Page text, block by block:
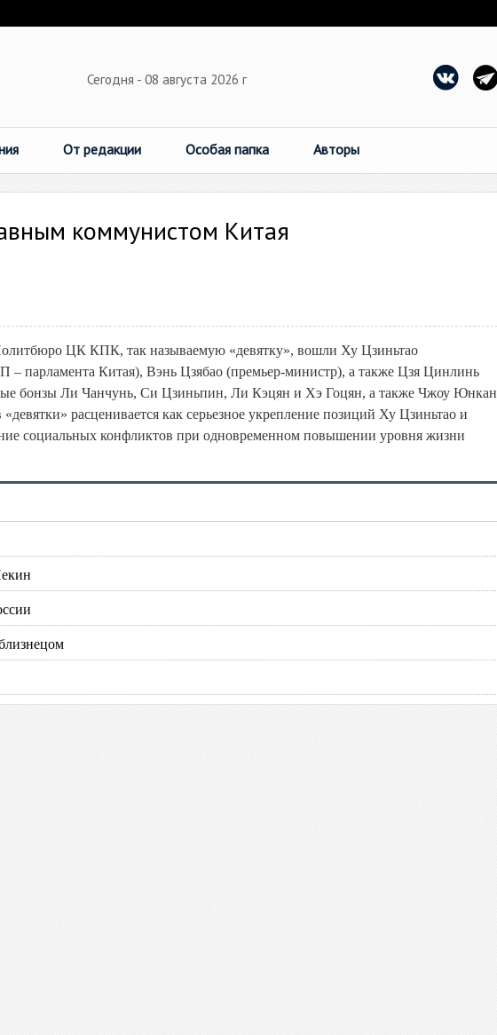
Сегодня - 08 августа 2026 г
От редакции Особая папка Авторы
коммунистом Китая
ЦК КПК, так называемую «девятку», вошли Ху Цзиньтао
– парламента Китая), Вэнь Цзябао (премьер-министр), а также Цзя Цинлинь
бонзы Ли Чанчунь, Си Цзиньпин, Ли Кэцян и Хэ Гоцян, а также Чжоу Юнкан
расценивается как серьезное укрепление позиций Ху Цзиньтао и
социальных конфликтов при одновременном повышении уровня жизни